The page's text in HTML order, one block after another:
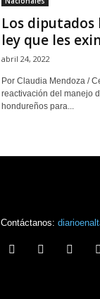
Los diputados
ley que les
abril 24, 2022
Por Claudia Mendoza /
reactivación del manejo
hondureños para...
Contáctanos: